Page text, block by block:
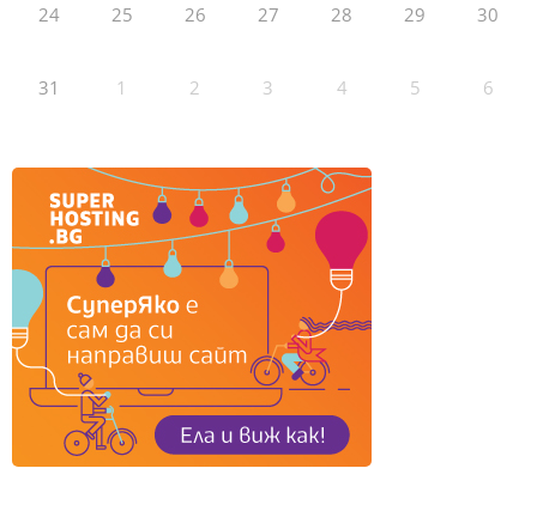
24 25 26 27 28 29 30
31 1 2 3 4 5 6